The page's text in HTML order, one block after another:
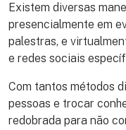
Existem diversas
presencialmente em
palestras, e
e redes sociais
Com tantos métodos
pessoas e trocar
redobrada para não